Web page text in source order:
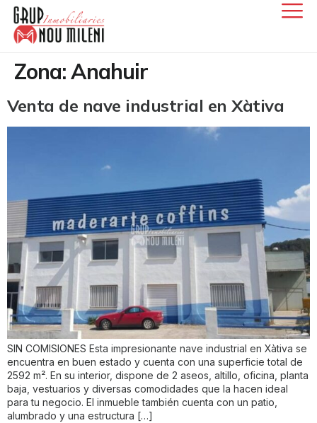
Zona:Anahuir
Venta de nave industrial en Xàtiva
SIN COMISIONES Esta impresionante nave industrial en Xàtiva se
encuentra en buen estado y cuenta con una superficie total de
2592 m². En su interior, dispone de 2 aseos, altillo, oficina, planta
baja, vestuarios y diversas comodidades que la hacen ideal
para tu negocio. El inmueble también cuenta con un patio,
alumbrado y una estructura […]